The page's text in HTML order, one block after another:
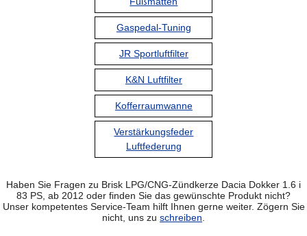
Gaspedal-Tuning
JR Sportluftfilter
K&N Luftfilter
Kofferraumwanne
Verstärkungsfeder
Luftfederung
Haben Sie Fragen zu Brisk LPG/CNG-Zündkerze Dacia Dokker 1.6 i
83 PS, ab 2012 oder finden Sie das gewünschte Produkt nicht?
Unser kompetentes Service-Team hilft Ihnen gerne weiter. Zögern Sie
nicht, uns zu schreiben